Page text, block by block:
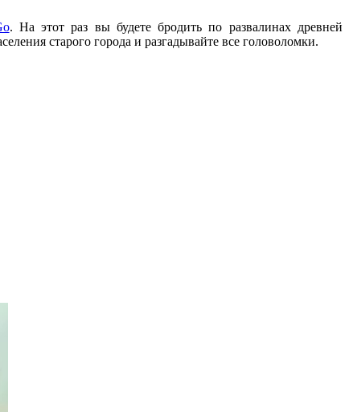
. На этот раз вы будете бродить по развалинах древней
старого города и разгадывайте все головоломки.